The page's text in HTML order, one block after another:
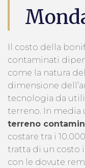
Il costo della
contaminati
come la natura
dimensione
tecnologia da
terreno. In media
terreno
costare tra i
tratta di un costo
con le dovute